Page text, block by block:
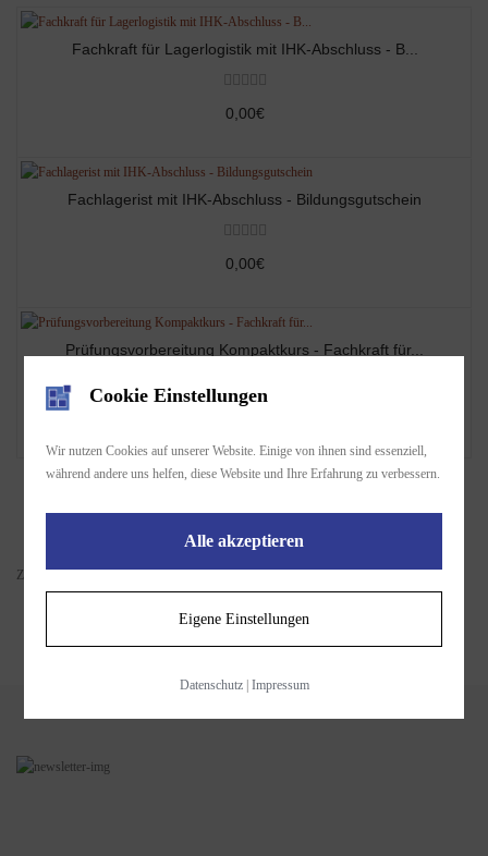
Fachkraft für Lagerlogistik mit IHK-Abschluss - B...
0,00€
Fachlagerist mit IHK-Abschluss - Bildungsgutschein
0,00€
Prüfungsvorbereitung Kompaktkurs - Fachkraft für...
Zeige 1 bis 3 von 3 (1 Seite(n))
Cookie Einstellungen
Wir nutzen Cookies auf unserer Website. Einige von ihnen sind essenziell,
während andere uns helfen, diese Website und Ihre Erfahrung zu verbessern.
Alle akzeptieren
Eigene Einstellungen
Datenschutz| Impressum